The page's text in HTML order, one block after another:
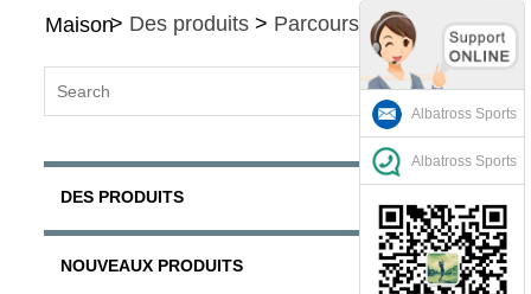
Maison> Des produits > Parcours de golf
DES PRODUITS
NOUVEAUX PRODUITS
Albatross Sports
Albatross Sports